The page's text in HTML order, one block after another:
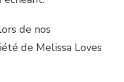
de nos
de Melissa Loves